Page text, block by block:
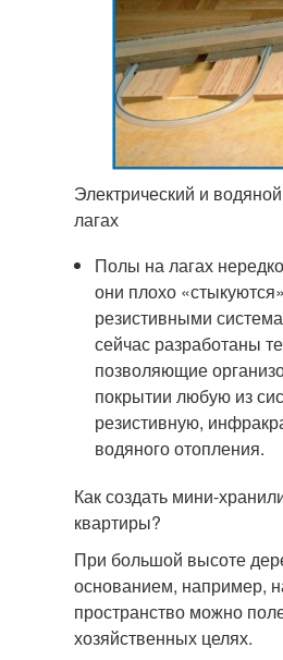
Электрический и
лагах
Полы на лагах
они плохо
резистивными
сейчас разработаны
позволяющие
покрытии любую из
резистивную,
водяного отопления.
Как создать мини-
квартиры?
При большой высоте
основанием, например,
пространство можно
хозяйственных целях.